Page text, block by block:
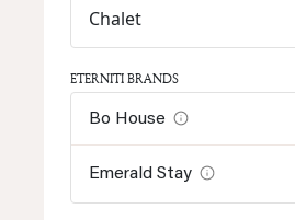
Chalet
ETERNITI BRANDS
Bo House
Emerald Stay